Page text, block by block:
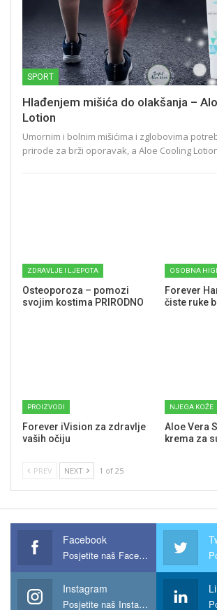
SPORT
Hlađenjem mišića do olakšanja –
Lotion
Umornim i bolnim mišićima i zglobovima
prirode za brži oporavak, a Aloe Cooling
ZDRAVLJE I LJEPOTA
Osteoporoza – pomozi
svojim kostima PRIRODNO
OSOBNA
Forever
čiste ruke
PROIZVODI
Forever iVision za zdravlje
vaših očiju
NJEGA KOŽE
Aloe Vera
krema za
PREV NEXT 1 of 25
Facebook
Posjetite naš Facebook
Instagram
Posjetite naš Instagram